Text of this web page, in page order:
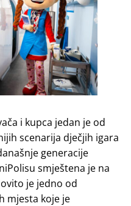
i kupca jedan je od
scenarija dječjih igara
generacije
smještena je na
je jedno od
mjesta koje je